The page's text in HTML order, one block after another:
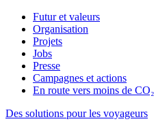
Futur et valeurs
Organisation
Projets
Jobs
Presse
Campagnes et actions
En route vers moins de CO₂
Des solutions pour les voyageurs